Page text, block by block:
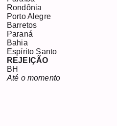
Rondônia
Porto Alegre
Barretos
Paraná
Bahia
Espírito Santo
REJEIÇÃO
BH
Até o momento